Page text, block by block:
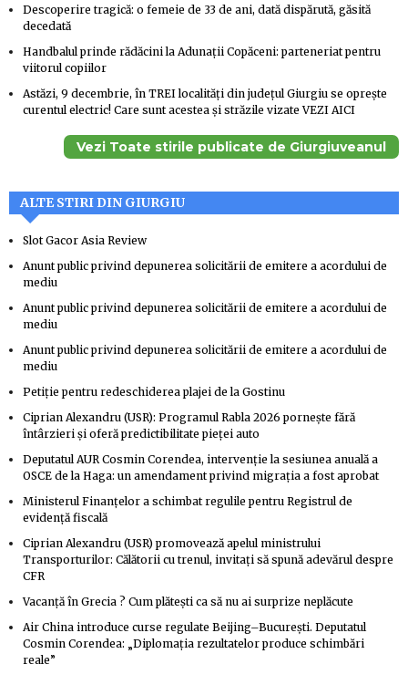
Descoperire tragică: o femeie de 33 de ani, dată dispărută, găsită
decedată
Handbalul prinde rădăcini la Adunații Copăceni: parteneriat pentru
viitorul copiilor
Astăzi, 9 decembrie, în TREI localităţi din judeţul Giurgiu se oprește
curentul electric! Care sunt acestea şi străzile vizate VEZI AICI
Vezi Toate stirile publicate de Giurgiuveanul
ALTE STIRI DIN GIURGIU
Slot Gacor Asia Review
Anunt public privind depunerea solicitării de emitere a acordului de
mediu
Anunt public privind depunerea solicitării de emitere a acordului de
mediu
Anunt public privind depunerea solicitării de emitere a acordului de
mediu
Petiție pentru redeschiderea plajei de la Gostinu
Ciprian Alexandru (USR): Programul Rabla 2026 pornește fără
întârzieri și oferă predictibilitate pieței auto
Deputatul AUR Cosmin Corendea, intervenție la sesiunea anuală a
OSCE de la Haga: un amendament privind migrația a fost aprobat
Ministerul Finanțelor a schimbat regulile pentru Registrul de
evidență fiscală
Ciprian Alexandru (USR) promovează apelul ministrului
Transporturilor: Călătorii cu trenul, invitați să spună adevărul despre
CFR
Vacanță în Grecia ? Cum plătești ca să nu ai surprize neplăcute
Air China introduce curse regulate Beijing–București. Deputatul
Cosmin Corendea: „Diplomația rezultatelor produce schimbări
reale”